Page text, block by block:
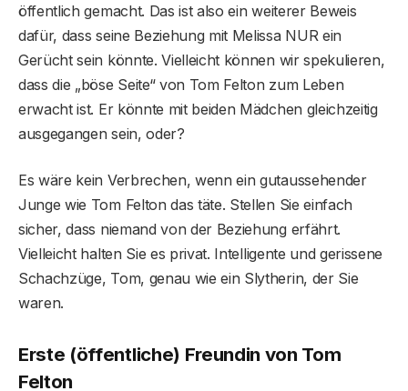
öffentlich gemacht. Das ist also ein weiterer Beweis
dafür, dass seine Beziehung mit Melissa NUR ein
Gerücht sein könnte. Vielleicht können wir spekulieren,
dass die „böse Seite“ von Tom Felton zum Leben
erwacht ist. Er könnte mit beiden Mädchen gleichzeitig
ausgegangen sein, oder?
Es wäre kein Verbrechen, wenn ein gutaussehender
Junge wie Tom Felton das täte. Stellen Sie einfach
sicher, dass niemand von der Beziehung erfährt.
Vielleicht halten Sie es privat. Intelligente und gerissene
Schachzüge, Tom, genau wie ein Slytherin, der Sie
waren.
Erste (öffentliche) Freundin von Tom
Felton